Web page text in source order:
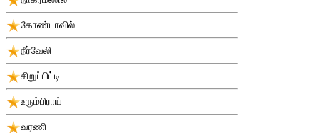
கோண்டாவில்
நீர்வேலி
சிறுப்பிட்டி
உரும்பிராய்
வரணி